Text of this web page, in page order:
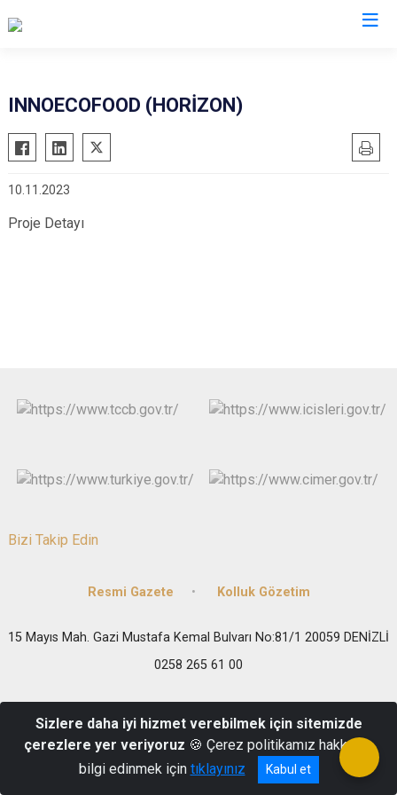
INNOECOFOOD (HORİZON)
10.11.2023
Proje Detayı
Bizi Takip Edin
Resmi Gazete Kolluk Gözetim
15 Mayıs Mah. Gazi Mustafa Kemal Bulvarı No:81/1 20059 DENİZLİ
0258 265 61 00
Sizlere daha iyi hizmet verebilmek için sitemizde
çerezlere yer veriyoruz 🍪 Çerez politikamız hakkında
bilgi edinmek için tıklayınız Kabul et